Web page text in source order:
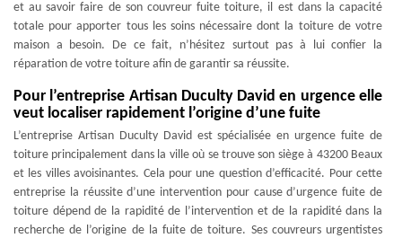
et au savoir faire de son couvreur fuite toiture, il est dans la capacité
totale pour apporter tous les soins nécessaire dont la toiture de votre
maison a besoin. De ce fait, n’hésitez surtout pas à lui confier la
réparation de votre toiture afin de garantir sa réussite.
Pour l’entreprise Artisan Duculty David en urgence elle
veut localiser rapidement l’origine d’une fuite
L’entreprise Artisan Duculty David est spécialisée en urgence fuite de
toiture principalement dans la ville où se trouve son siège à 43200 Beaux
et les villes avoisinantes. Cela pour une question d’efficacité. Pour cette
entreprise la réussite d’une intervention pour cause d’urgence fuite de
toiture dépend de la rapidité de l’intervention et de la rapidité dans la
recherche de l’origine de la fuite de toiture. Ses couvreurs urgentistes